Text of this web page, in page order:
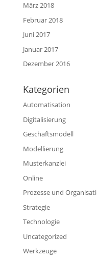
März 2018
Februar 2018
Juni 2017
Januar 2017
Dezember 2016
Kategorien
Automatisation
Digitalisierung
Geschäftsmodell
Modellierung
Musterkanzlei
Online
Prozesse und
Strategie
Technologie
Uncategorized
Werkzeuge